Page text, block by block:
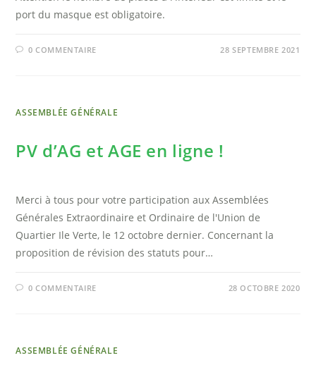
port du masque est obligatoire.
0 COMMENTAIRE 28 SEPTEMBRE 2021
ASSEMBLÉE GÉNÉRALE
PV d’AG et AGE en ligne !
Merci à tous pour votre participation aux Assemblées
Générales Extraordinaire et Ordinaire de l'Union de
Quartier Ile Verte, le 12 octobre dernier. Concernant la
proposition de révision des statuts pour…
0 COMMENTAIRE 28 OCTOBRE 2020
ASSEMBLÉE GÉNÉRALE